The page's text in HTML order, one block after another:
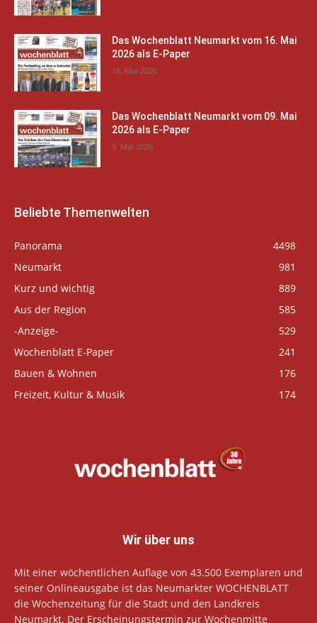
Das Wochenblatt Neumarkt vom 16. Mai
2026 als E-Paper
16. Mai 2026
Das Wochenblatt Neumarkt vom 09. Mai
2026 als E-Paper
9. Mai 2026
Beliebte Themenwelten
Panorama
4498
Neumarkt
981
Kurz und wichtig
889
Aus der Region
585
-Anzeige-
529
Wochenblatt E-Paper
241
Bauen & Wohnen
176
Freizeit, Kultur & Musik
174
Wir über uns
Mit einer wöchentlichen Auflage von 43.500 Exemplaren und
seiner Onlineausgabe ist das Neumarkter WOCHENBLATT
die Wochenzeitung für die Stadt und den Landkreis
Neumarkt. Der Erscheinungstermin zur Wochenmitte